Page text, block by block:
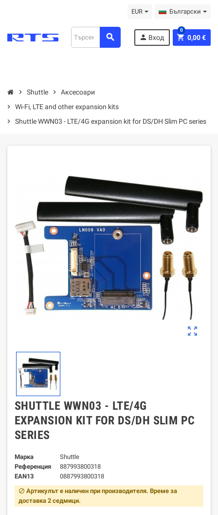
EUR Български
search person Вход shopping_cart 0,00 €
0
chevron_right Shuttle chevron_right
Аксесоари
chevron_right
Wi-Fi, LTE and other expansion kits
chevron_right
Shuttle WWN03 - LTE/4G expansion kit for DS/DH Slim PC series
zoom_out_map
SHUTTLE WWN03 - LTE/4G
EXPANSION KIT FOR DS/DH SLIM PC
SERIES
Марка
Shuttle
Референция
887993800318
EAN13
0887993800318
block Артикулът е наличен при производителя. Време за
доставка 2 седмици.